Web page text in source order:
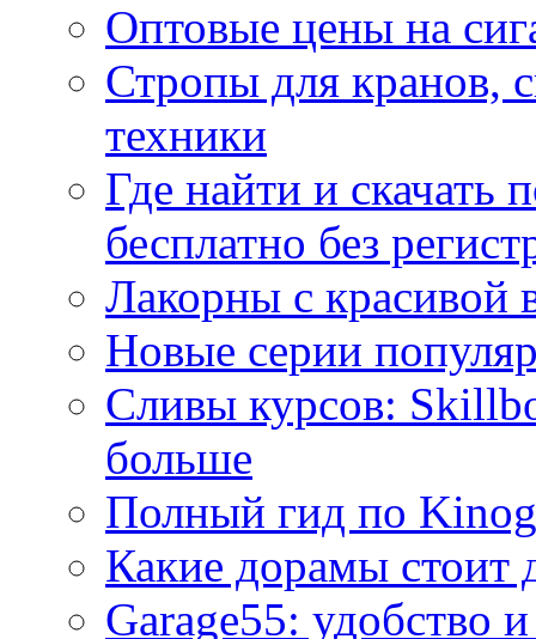
Оптовые цены на
Стропы для кранов,
техники
Где найти и
бесплатно без
Лакорны с красивой
Новые серии
Сливы курсов:
больше
Полный гид по
Какие дорамы стоит
Garage55: удобство